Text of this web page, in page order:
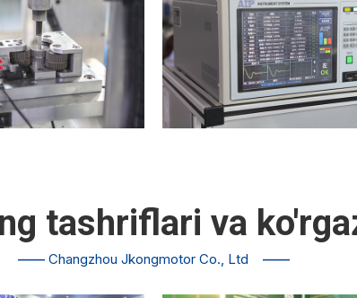
tashriflari va
—— Changzhou Jkongmotor Co., Ltd ——